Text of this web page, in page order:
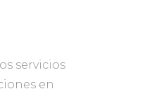
servicios
en